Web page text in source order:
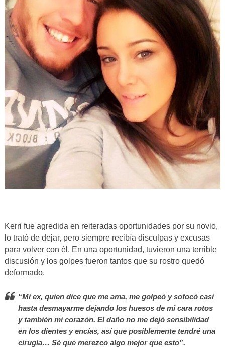
Kerri fue agredida en reiteradas oportunidades por su novio,
lo trató de dejar, pero siempre recibía disculpas y excusas
para volver con él. En una oportunidad, tuvieron una terrible
discusión y los golpes fueron tantos que su rostro quedó
deformado.
“Mi ex, quien dice que me ama, me golpeó y sofocó casi
hasta desmayarme dejando los huesos de mi cara rotos
y también mi corazón. El daño no me dejó sensibilidad
en los dientes y encías, así que posiblemente tendré una
cirugía… Sé que merezco algo mejor que esto”.